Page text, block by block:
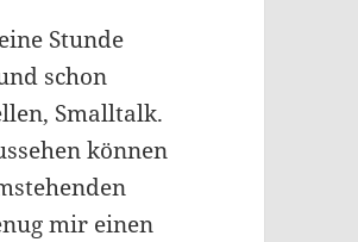
Stunde
schon
Smalltalk.
können
mir einen